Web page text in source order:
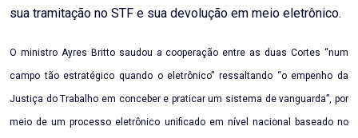
sua tramitação no STF e sua devolução em meio eletrônico.
O ministro Ayres Britto saudou a cooperação entre as duas Cortes “num
campo tão estratégico quando o eletrônico” ressaltando “o empenho da
Justiça do Trabalho em conceber e praticar um sistema de vanguarda”, por
meio de um processo eletrônico unificado em nível nacional baseado no